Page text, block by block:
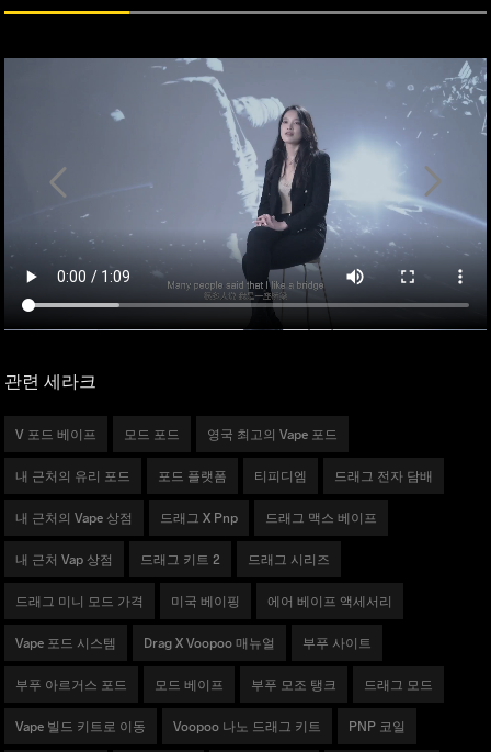
관련 세라크
V 포드 베이프 모드 포드 영국 최고의 Vape 포드
내 근처의 유리 포드 포드 플랫폼 티피디엠 드래그 전자 담배
내 근처의 Vape 상점 드래그 X Pnp 드래그 맥스 베이프
내 근처 Vap 상점 드래그 키트 2 드래그 시리즈
드래그 미니 모드 가격 미국 베이핑 에어 베이프 액세서리
Vape 포드 시스템 Drag X Voopoo 매뉴얼 부푸 사이트
부푸 아르거스 포드 모드 베이프 부푸 모조 탱크 드래그 모드
Vape 빌드 키트로 이동 Voopoo 나노 드래그 키트 PNP 코일